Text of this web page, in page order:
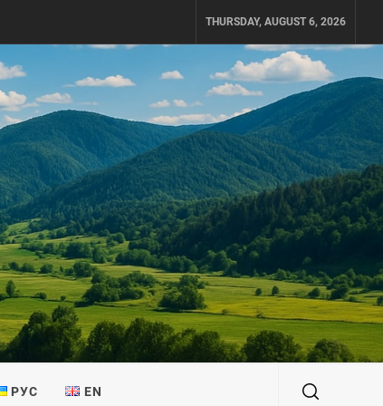
THURSDAY, AUGUST 6, 2026
РУС EN